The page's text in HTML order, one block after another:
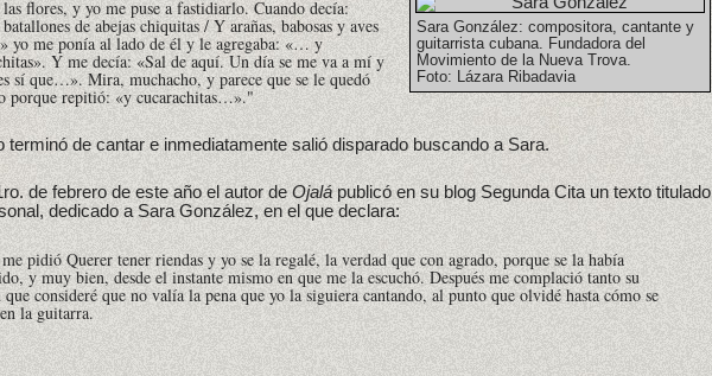
Sara González: compositora, cantante y
guitarrista cubana. Fundadora del
Movimiento de la Nueva Trova.
Foto: Lázara Ribadavia
flores, y yo me puse a fastidiarlo. Cuando decía:
de abejas chiquitas / Y arañas, babosas y aves
yo me ponía al lado de él y le agregaba: «… y
Y me decía: «Sal de aquí. Un día se me va a mí y
sí que…». Mira, muchacho, y parece que se le quedó
porque repitió: «y cucarachitas…»."
terminó de cantar e inmediatamente salió disparado buscando a Sara.
de febrero de este año el autor deOjalápublicó en su blog Segunda Cita un texto titulado
dedicado a Sara González, en el que declara:
pidióQuerer tener riendasy yo se la regalé, la verdad que con agrado, porque se la había
y muy bien, desde el instante mismo en que me la escuchó. Después me complació tanto su
que consideré que no valía la pena que yo la siguiera cantando, al punto que olvidé hasta cómo se
la guitarra.